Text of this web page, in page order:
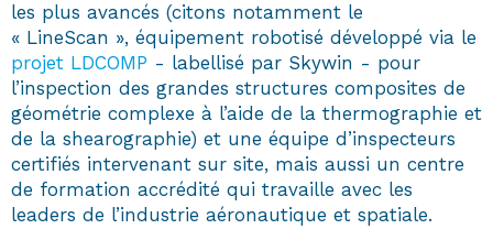
les plus avancés (citons notamment le
« LineScan », équipement robotisé développé via le
projet LDCOMP - labellisé par Skywin - pour
l’inspection des grandes structures composites de
géométrie complexe à l’aide de la thermographie et
de la shearographie) et une équipe d’inspecteurs
certifiés intervenant sur site, mais aussi un centre
de formation accrédité qui travaille avec les
leaders de l’industrie aéronautique et spatiale.